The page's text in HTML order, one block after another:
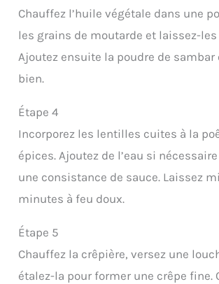
Chauffez l’huile végétale dans une
les grains de moutarde et laissez-les
Ajoutez ensuite la poudre de sambar
bien.
Étape 4
Incorporez les lentilles cuites à la
épices. Ajoutez de l’eau si
une consistance de sauce. Laissez
minutes à feu doux.
Étape 5
Chauffez la crêpière, versez une
étalez-la pour former une crêpe fine.